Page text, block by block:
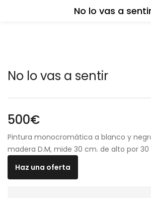
No lo vas a sentir
No lo vas a sentir
500€
Pintura monocromática a blanco y
madera D.M, mide 30 cm. de alto por
Haz una oferta